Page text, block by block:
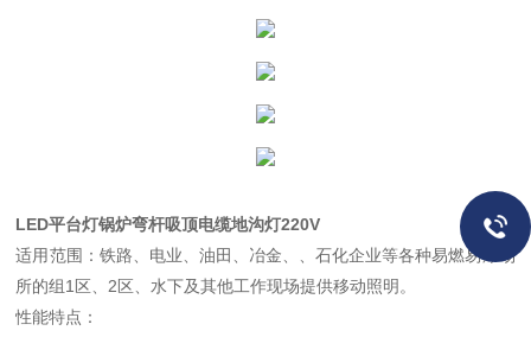
LED平台灯锅炉弯杆吸顶电缆地沟灯220V
适用范围：铁路、电业、油田、冶金、、石化企业等各种易燃易爆场
所的组1区、2区、水下及其他工作现场提供移动照明。
性能特点：